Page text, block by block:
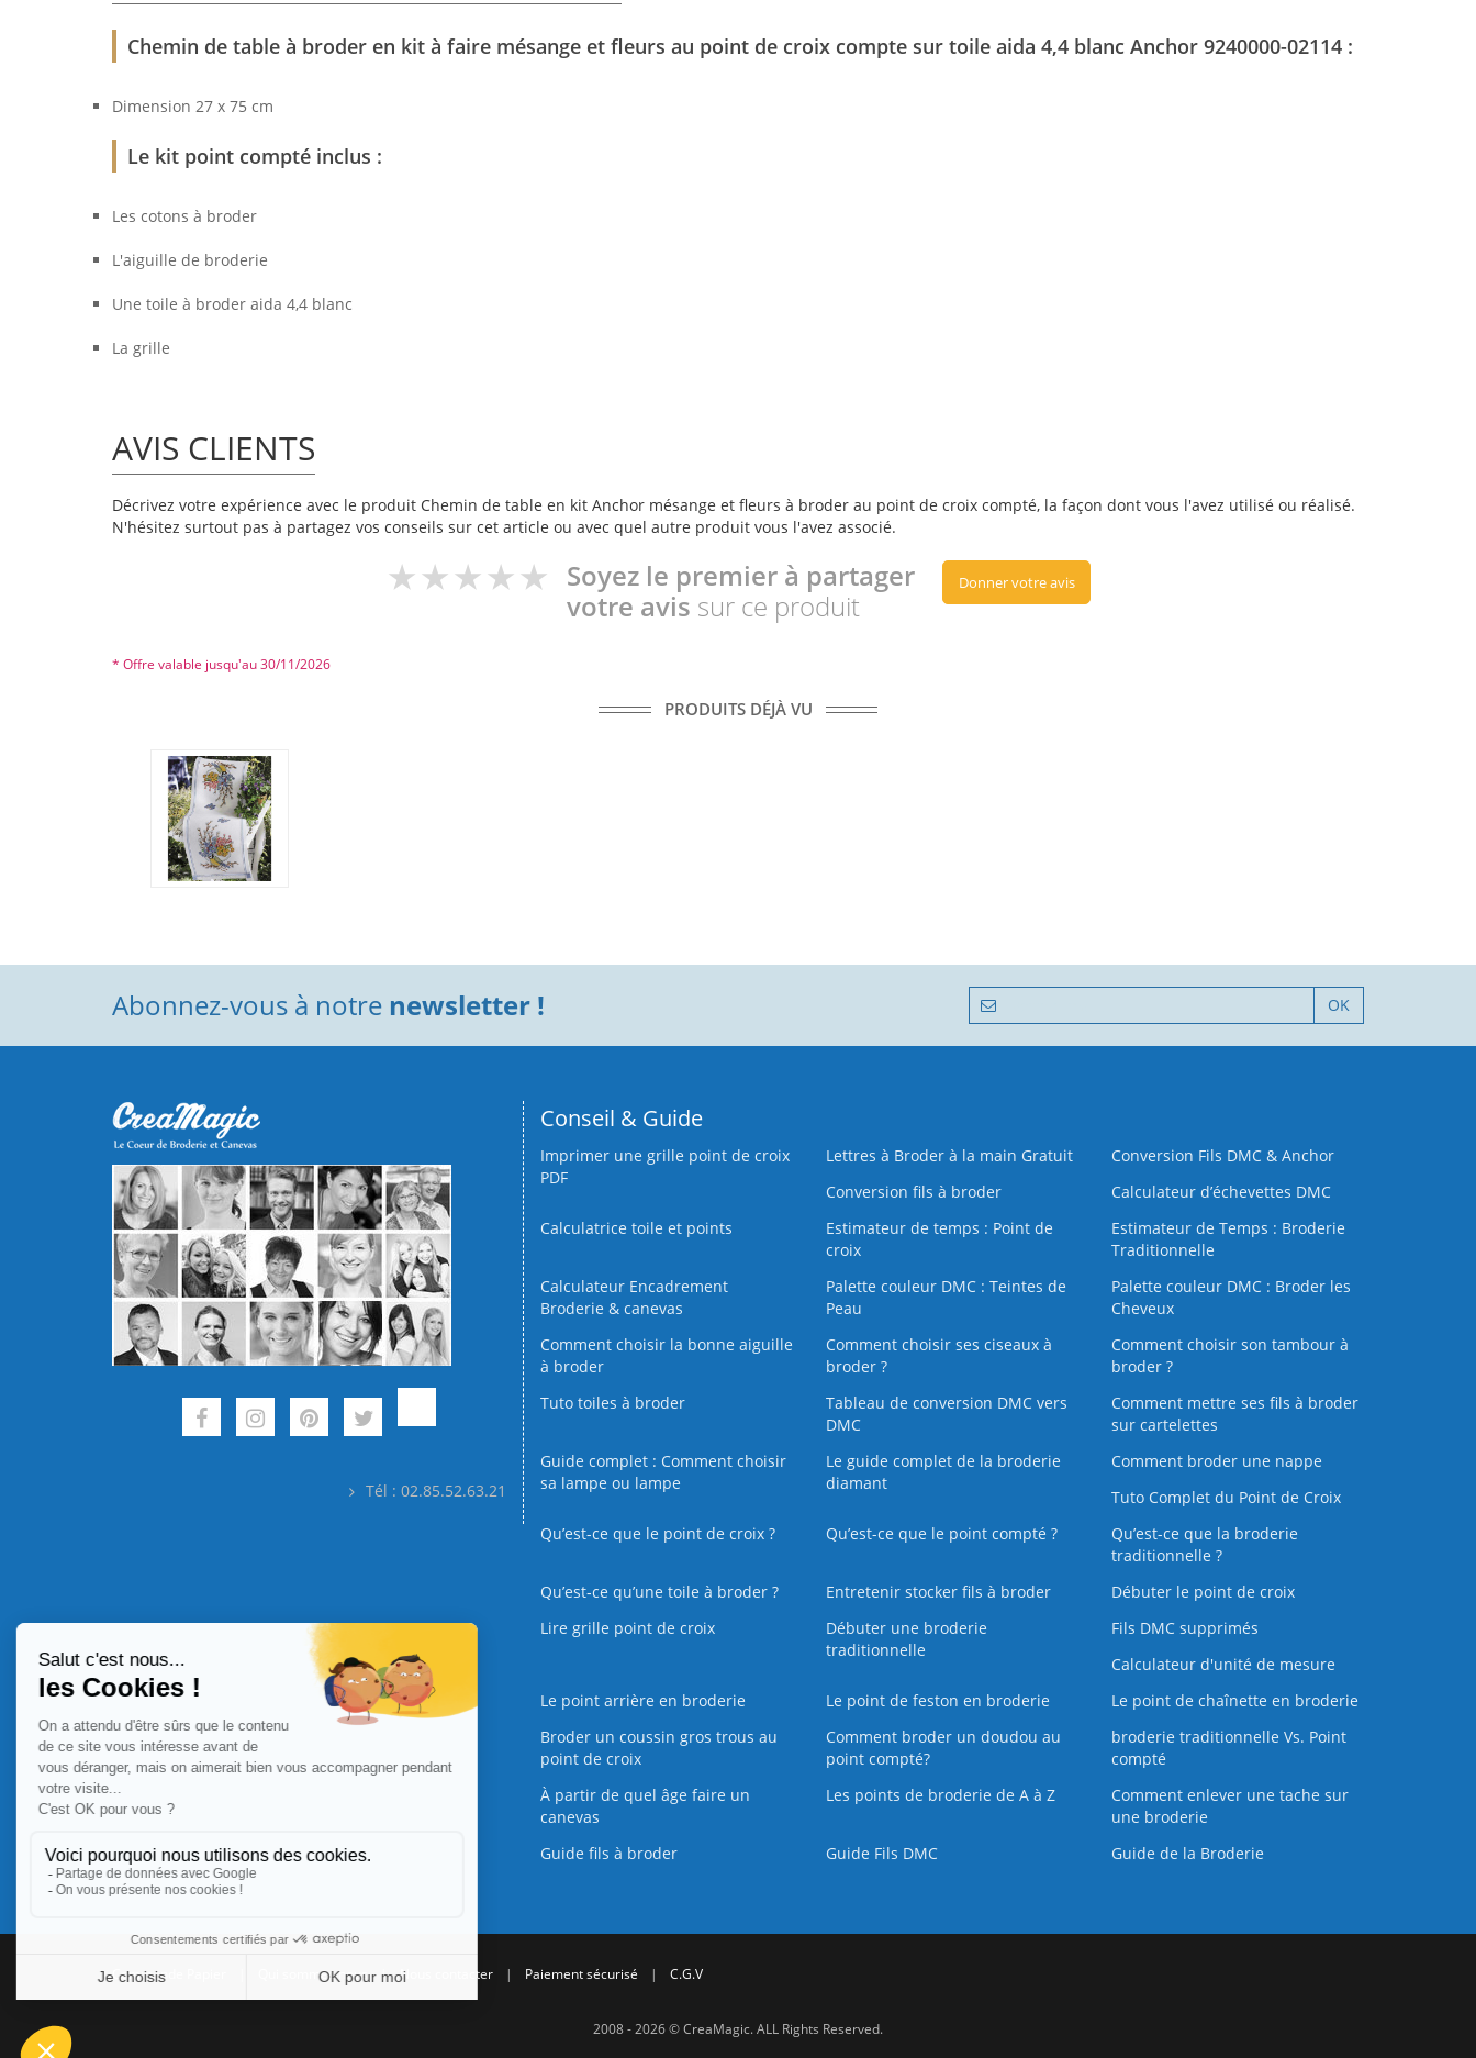
Chemin de table à broder en kit à faire mésange et fleurs au point de croix compte sur toile aida 4,4 blanc Anchor 9240000-02114 :
Dimension 27 x 75 cm
Le kit point compté inclus :
Les cotons à broder
L'aiguille de broderie
Une toile à broder aida 4,4 blanc
La grille
AVIS CLIENTS
Décrivez votre expérience avec le produit Chemin de table en kit Anchor mésange et fleurs à broder au point de croix compté, la façon dont vous l'avez utilisé ou réalisé.
N'hésitez surtout pas à partagez vos conseils sur cet article ou avec quel autre produit vous l'avez associé.
Soyez le premier à partager
votre avis sur ce produit
Donner votre avis
* Offre valable jusqu'au 30/11/2026
PRODUITS DÉJÀ VU
Abonnez-vous à notre newsletter ! OK
Tél : 02.85.52.63.21
Conseil & Guide
Imprimer une grille point de croix
PDF
Lettres à Broder à la main Gratuit
Conversion Fils DMC & Anchor
Conversion fils à broder
Calculateur d’échevettes DMC
Calculatrice toile et points
Estimateur de temps : Point de
croix
Estimateur de Temps : Broderie
Traditionnelle
Calculateur Encadrement
Broderie & canevas
Palette couleur DMC : Teintes de
Peau
Palette couleur DMC : Broder les
Cheveux
Comment choisir la bonne aiguille
à broder
Comment choisir ses ciseaux à
broder ?
Comment choisir son tambour à
broder ?
Tuto toiles à broder
Tableau de conversion DMC vers
DMC
Comment mettre ses fils à broder
sur cartelettes
Guide complet : Comment choisir
sa lampe ou lampe
Le guide complet de la broderie
diamant
Comment broder une nappe
Tuto Complet du Point de Croix
Qu’est-ce que le point de croix ?
Qu’est-ce que le point compté ?
Qu’est-ce que la broderie
traditionnelle ?
Qu’est‑ce qu’une toile à broder ?
Entretenir stocker fils à broder
Débuter le point de croix
Lire grille point de croix
Débuter une broderie
traditionnelle
Fils DMC supprimés
Calculateur d'unité de mesure
Le point arrière en broderie
Le point de feston en broderie
Le point de chaînette en broderie
Broder un coussin gros trous au
point de croix
Comment broder un doudou au
point compté?
broderie traditionnelle Vs. Point
compté
À partir de quel âge faire un
canevas
Les points de broderie de A à Z
Comment enlever une tache sur
une broderie
Guide fils à broder
Guide Fils DMC Guide de la Broderie
Commande Papier Qui sommes nous | Nous contacter | Paiement sécurisé | C.G.V
2008 - 2026 © CreaMagic. ALL Rights Reserved.